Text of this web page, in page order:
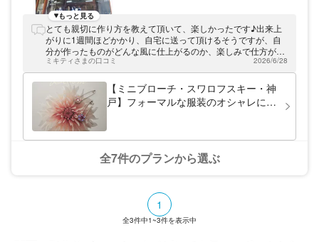
しゃれなお店です。体験の後でぜひご覧くだ
さい。 体験ご予約のお客様は当日7階体験ア
トリエまで直接お越しくださいませ。 お会
計はグループおまとめでお願い致します。
もっと見る
とても親切に作り方を教えて頂いて、楽しかったです♪出来上
がりに1週間ほどかかり、自宅に送って頂けるそうですが、自
分が作ったものがどんな風に仕上がるのか、楽しみで仕方がな
いです♪
ミキティさまの口コミ 2026/6/28
【ミニブローチ・スワロフスキー・神
戸】フォーマルな服装のオシャレに
全7件のプランから選ぶ
1
全3件中1~3件を表示中